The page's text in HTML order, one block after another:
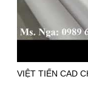
VIỆT TIẾN CAD